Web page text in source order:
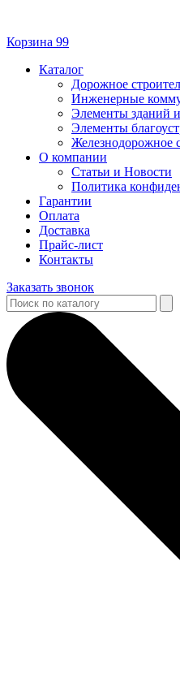
Корзина 99
Каталог
Дорожное
Инженерные
Элементы зданий
Элементы
Железнодорожное
О компании
Статьи и Новости
Политика
Гарантии
Оплата
Доставка
Прайс-лист
Контакты
Заказать звонок